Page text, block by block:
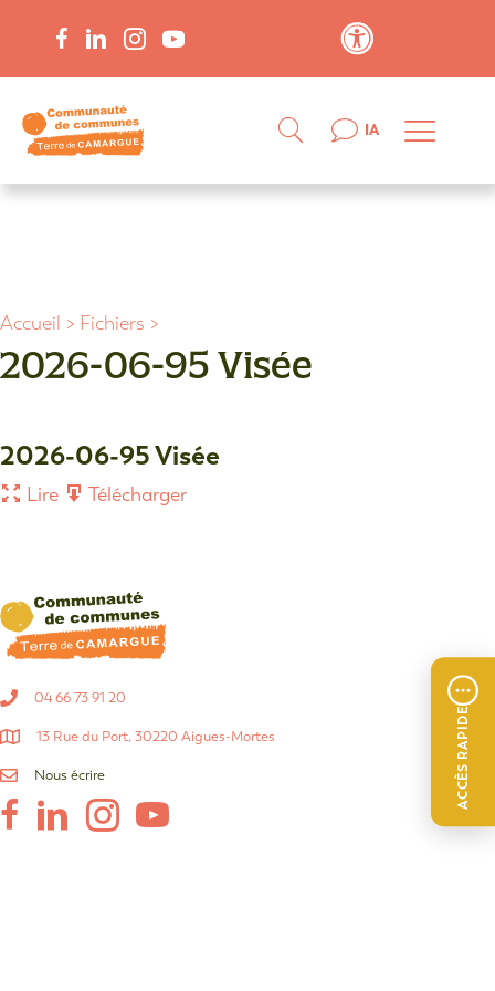
ACCÈS RAPIDE
IA
Accueil > Fichiers >
2026-06-95 Visée
2026-06-95 Visée
Lire Télécharger
04 66 73 91 20
13 Rue du Port, 30220 Aigues-Mortes
Nous écrire